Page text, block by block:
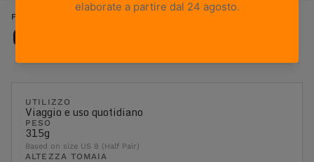
FREE BLAST POP - NERO
Caratteristiche
UTILIZZO
Viaggio e uso quotidiano
PESO
315g
Based on size US 8 (Half Pair)
ALTEZZA TOMAIA